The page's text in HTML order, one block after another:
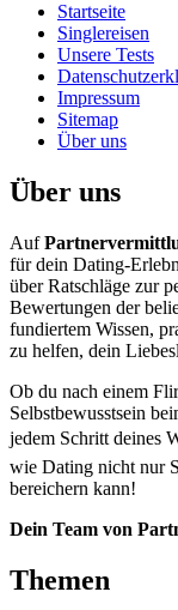
Startseite
Singlereisen
Unsere Tests
Impressum
Sitemap
Über uns
Über uns
Auf
für dein Dating-
über Ratschläge zur
Bewertungen der
fundiertem Wissen,
zu helfen, dein
Ob du nach einem
Selbstbewusstsein
jedem Schritt deines
wie Dating nicht nur
bereichern kann!
Dein Team von
Themen